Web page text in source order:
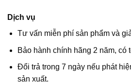
Dịch vụ
Tư vấn miễn phí sản phẩm và
Bảo hành chính hãng 2 năm, có
Đổi trả trong 7 ngày nếu phát
sản xuất.